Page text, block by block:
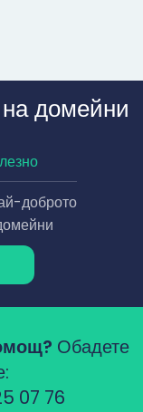
домейни
доброто
Обадете
07 76